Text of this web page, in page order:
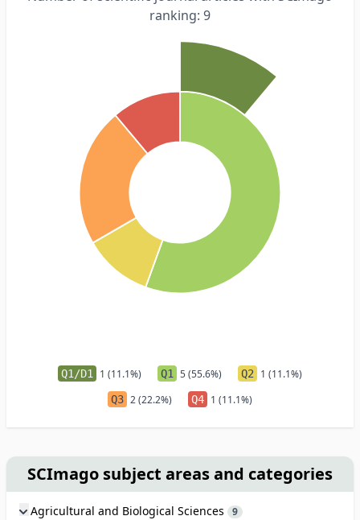
ranking: 9
Q1/D1 1 (11.1%) Q1 5 (55.6%) Q2 1 (11.1%)
Q3 2 (22.2%) Q4 1 (11.1%)
SCImago subject areas and categories
Agricultural and Biological Sciences 9